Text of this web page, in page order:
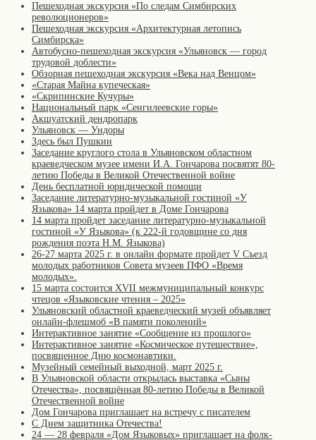
Пешеходная экскурсия «По следам Симбирских
революционеров»
Пешеходная экскурсия «Архитектурная летопись
Симбирска»
Автобусно-пешеходная экскурсия «Ульяновск — город
трудовой доблести»
Обзорная пешеходная экскурсия «Века над Венцом»
«Старая Майна купеческая»
«Скрипинские Кучуры»
Национальный парк «Сенгилеевские горы»
Акшуатский дендропарк
Ульяновск — Ундоры
Здесь был Пушкин
Заседание круглого стола в Ульяновском областном
краеведческом музее имени И.А. Гончарова посвятят 80-
летию Победы в Великой Отечественной войне
День бесплатной юридической помощи
Заседание литературно-музыкальной гостиной «У
Языкова» 14 марта пройдет в Доме Гончарова
14 марта пройдет заседание литературно-музыкальной
гостиной «У Языкова» (к 222-й годовщине со дня
рождения поэта Н.М. Языкова)
26-27 марта 2025 г. в онлайн формате пройдет V Съезд
молодых работников Совета музеев ПФО «Время
молодых».
15 марта состоится XVII межмуниципальный конкурс
чтецов «Языковские чтения – 2025»
Ульяновский областной краеведческий музей объявляет
онлайн-флешмоб «В памяти поколений»
Интерактивное занятие «Сообщение из прошлого»
Интерактивное занятие «Космическое путешествие»,
посвященное Дню космонавтики.
Музейный семейный выходной, март 2025 г.
В Ульяновской области открылась выставка «Сыны
Отечества», посвящённая 80-летию Победы в Великой
Отечественной войне
Дом Гончарова приглашает на встречу с писателем
С Днем защитника Отечества!
24 — 28 февраля «Дом Языковых» приглашает на фолк-